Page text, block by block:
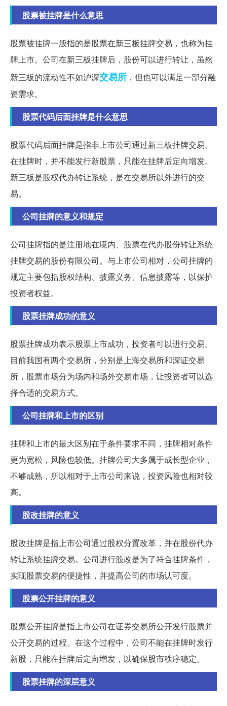
股票被挂牌是什么意思
股票被挂牌一般指的是股票在新三板挂牌交易，也称为挂
牌上市。公司在新三板挂牌后，股份可以进行转让，虽然
新三板的流动性不如沪深交易所 ，但也可以满足一部分融
资需求。
股票代码后面挂牌是什么意思
股票代码后面挂牌是指非上市公司通过新三板挂牌交易。
在挂牌时，并不能发行新股票，只能在挂牌后定向增发。
新三板是股权代办转让系统，是在交易所以外进行的交
易。
公司挂牌的意义和规定
公司挂牌指的是注册地在境内、股票在代办股份转让系统
挂牌交易的股份有限公司。与上市公司相对，公司挂牌的
规定主要包括股权结构、披露义务、信息披露等，以保护
投资者权益。
股票挂牌成功的意义
股票挂牌成功表示股票上市成功，投资者可以进行交易。
目前我国有两个交易所，分别是上海交易所和深证交易
所，股票市场分为场内和场外交易市场，让投资者可以选
择合适的交易方式。
公司挂牌和上市的区别
挂牌和上市的最大区别在于条件要求不同，挂牌相对条件
更为宽松，风险也较低。挂牌公司大多属于成长型企业，
不够成熟，所以相对于上市公司来说，投资风险也相对较
高。
股改挂牌的意义
股改挂牌是指上市公司通过股权分置改革，并在股份代办
转让系统挂牌交易。公司进行股改是为了符合挂牌条件，
实现股票交易的便捷性，并提高公司的市场认可度。
股票公开挂牌的意义
股票公开挂牌是指上市公司在证券交易所公开发行股票并
公开交易的过程。在这个过程中，公司不能在挂牌时发行
新股，只能在挂牌后定向增发，以确保股市秩序稳定。
股票挂牌的深层意义